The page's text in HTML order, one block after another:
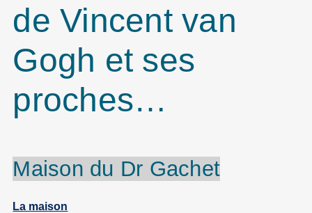
de Vincent van
Gogh et ses
proches…
Maison du Dr Gachet
La maison